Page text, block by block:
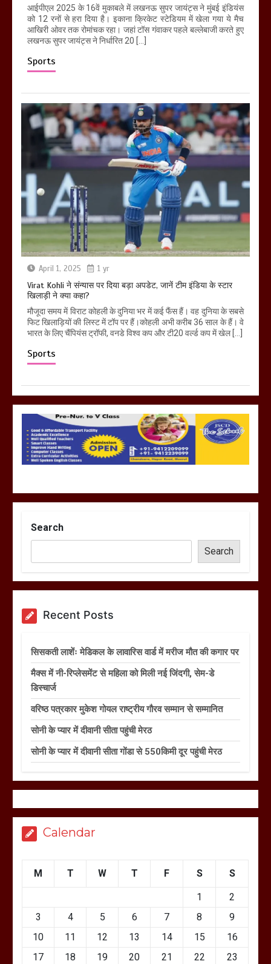
आईपीएल 2025 के 16वें मुकाबले में लखनऊ सुपर जायंट्स ने मुंबई इंडियंस
को 12 रनों से हरा दिया है। इकाना क्रिकेट स्टेडियम में खेला गया ये मैच
आखिरी ओवर तक रोमांचक रहा। जहां टॉस गंवाकर पहले बल्लेबाजी करते हुए
लखनऊ सुपर जायंट्स ने निर्धारित 20 […]
Sports
April 1, 2025 1 yr
Virat Kohli ने संन्यास पर दिया बड़ा अपडेट, जानें टीम इंडिया के स्टार
खिलाड़ी ने क्या कहा?
मौजूदा समय में विराट कोहली के दुनिया भर में कई फैंस हैं। वह दुनिया के सबसे
फिट खिलाड़ियों की लिस्ट में टॉप पर हैं।कोहली अभी करीब 36 साल के हैं। वे
भारत के लिए चैंपियंस ट्रॉफी, वनडे विश्व कप और टी20 वर्ल्ड कप में खेल […]
Sports
Search
Search
Recent Posts
सिसकती लाशेंः मेडिकल के लावारिस वार्ड में मरीज मौत की कगार पर
मैक्स में नी-रिप्लेसमेंट से महिला को मिली नई जिंदगी, सेम-डे
डिस्चार्ज
वरिष्ठ पत्रकार मुकेश गोयल राष्ट्रीय गौरव सम्मान से सम्मानित
सोनी के प्यार में दीवानी सीता पहुंची मेरठ
सोनी के प्यार में दीवानी सीता गोंडा से 550किमी दूर पहुंची मेरठ
Calendar
M T W T F S S
1
2
3
4 5 6 7 8
9
10
11 12 13 14 15
16
17
18 19 20 21 22
23